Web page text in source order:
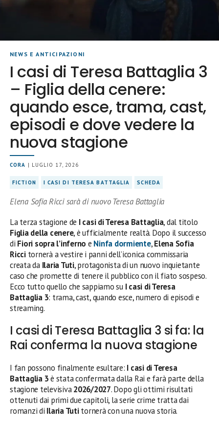
NEWS E ANTICIPAZIONI
I casi di Teresa Battaglia 3
– Figlia della cenere:
quando esce, trama, cast,
episodi e dove vedere la
nuova stagione
CORA | LUGLIO 17, 2026
FICTION I CASI DI TERESA BATTAGLIA SCHEDA
Elena Sofia Ricci sarà di nuovo Teresa Battaglia
La terza stagione de I casi di Teresa Battaglia, dal titolo
Figlia della cenere, è ufficialmente realtà. Dopo il successo
di Fiori sopra l’inferno e Ninfa dormiente,Elena Sofia
Riccitornerà a vestire i panni dell’iconica commissaria
creata da Ilaria Tuti, protagonista di un nuovo inquietante
caso che promette di tenere il pubblico con il fiato sospeso.
Ecco tutto quello che sappiamo su I casi di Teresa
Battaglia 3: trama, cast, quando esce, numero di episodi e
streaming.
I casi di Teresa Battaglia 3 si fa: la
Rai conferma la nuova stagione
I fan possono finalmente esultare: I casi di Teresa
Battaglia 3è stata confermata dalla Rai e farà parte della
stagione televisiva2026/2027. Dopo gli ottimi risultati
ottenuti dai primi due capitoli, la serie crime tratta dai
romanzi di Ilaria Tutitornerà con una nuova storia.